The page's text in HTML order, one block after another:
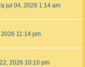
jul 04, 2026 1:14 am
11:14 pm
2026 10:10 pm